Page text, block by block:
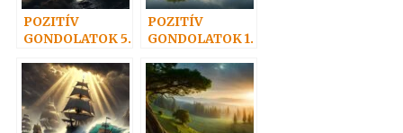
POZITÍV
GONDOLATOK 5.
POZITÍV
GONDOLATOK 1.